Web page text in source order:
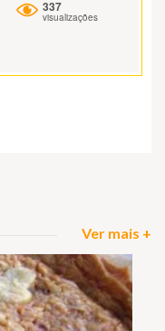
337
visualizações
Ver mais +